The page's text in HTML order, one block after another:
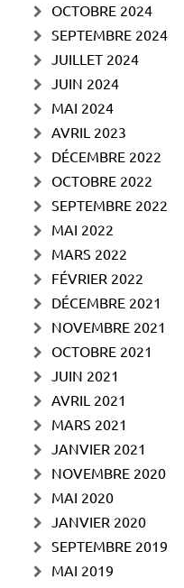
OCTOBRE 2024
SEPTEMBRE 2024
JUILLET 2024
JUIN 2024
MAI 2024
AVRIL 2023
DÉCEMBRE 2022
OCTOBRE 2022
SEPTEMBRE 2022
MAI 2022
MARS 2022
FÉVRIER 2022
DÉCEMBRE 2021
NOVEMBRE 2021
OCTOBRE 2021
JUIN 2021
AVRIL 2021
MARS 2021
JANVIER 2021
NOVEMBRE 2020
MAI 2020
JANVIER 2020
SEPTEMBRE 2019
MAI 2019